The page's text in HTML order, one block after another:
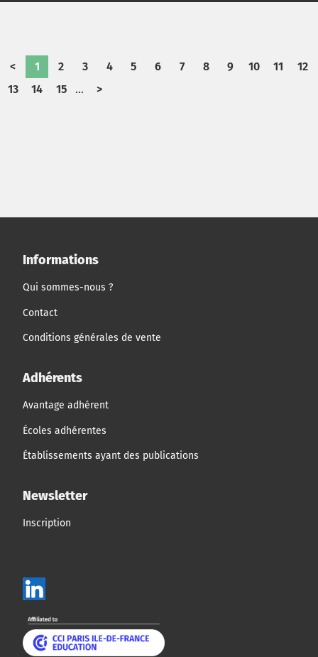
subsidiary.
< 1 2 3 4 5 6 7 8 9 10 11
12
13
14 15 ... >
Informations
Qui sommes-nous ?
Contact
Conditions générales de vente
Adhérents
Avantage adhérent
Écoles adhérentes
Établissements ayant des publications
Newsletter
Inscription